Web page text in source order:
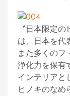
〝日本限定
は、日本を代
また多くの
浄化力を保有
インテリアと
ヒノキのなめ